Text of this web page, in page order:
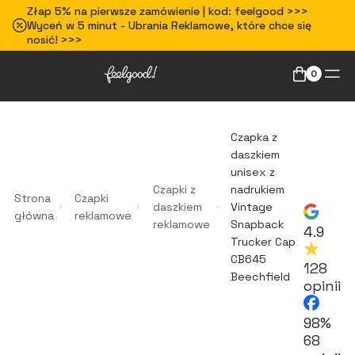
Złap 5% na pierwsze zamówienie | kod: feelgood >>>
Wyceń w 5 minut - Ubrania Reklamowe, które chce się
nosić! >>>
0
Strona
główna
Czapki
reklamowe
Czapki z
daszkiem
reklamowe
Czapka z
daszkiem
unisex z
nadrukiem
Vintage
Snapback
Trucker Cap
CB645
Beechfield
4.9
128
opinii
98%
68